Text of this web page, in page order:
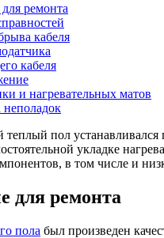
ремонта
кабеля
кабеля
и нагревательных матов
теплый пол
укладке
в том числе и
для ремонта
пола был произведен